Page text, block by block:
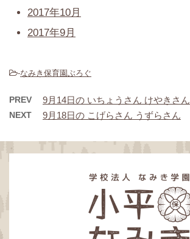
2017年10月
2017年9月
-なみき保育園ぶろぐ
PREV 9月14日の いちょうさん けやきさん
NEXT 9月18日の こげらさん うずらさん